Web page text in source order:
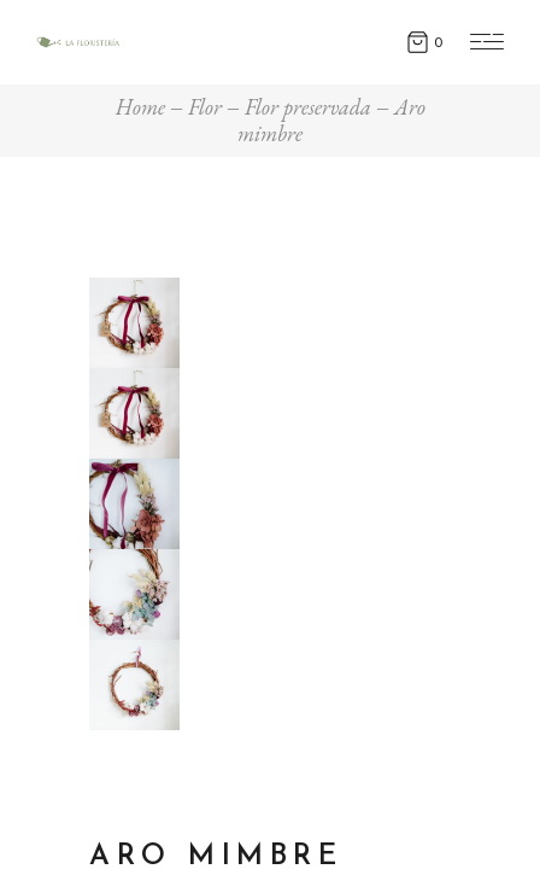
0
Home Flor Flor preservada
Aro
mimbre
ARO MIMBRE